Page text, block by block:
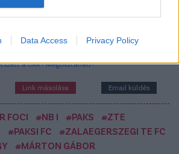
Data Access Privacy Policy
be, hogy a Csakfoci az elsők
a cikk? Megosztanád?
Link másolása Email küldés
FOCI #NB I #PAKS
#ZTE
#PAKSI FC
#ZALAEGERSZEGI TE FC
#MÁRTON GÁBOR